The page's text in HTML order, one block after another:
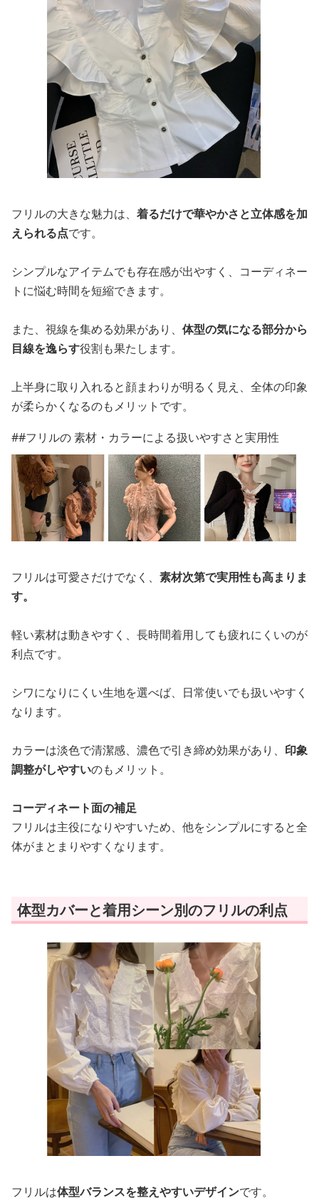
フリルの大きな魅力は、 着るだけで華やかさと立体感を加
えられる点です。
シンプルなアイテムでも存在感が出やすく、コーディネー
トに悩む時間を短縮できます。
また、視線を集める効果があり、 体型の気になる部分から
目線を逸らす役割も果たします。
上半身に取り入れると顔まわりが明るく見え、全体の印象
が柔らかくなるのもメリットです。
##フリルの 素材・カラーによる扱いやすさと実用性
フリルは可愛さだけでなく、 素材次第で実用性も高まりま
す。
軽い素材は動きやすく、長時間着用しても疲れにくいのが
利点です。
シワになりにくい生地を選べば、日常使いでも扱いやすく
なります。
カラーは淡色で清潔感、濃色で引き締め効果があり、 印象
調整がしやすいのもメリット。
コーディネート面の補足
フリルは主役になりやすいため、他をシンプルにすると全
体がまとまりやすくなります。
体型カバーと着用シーン別のフリルの利点
フリルは体型バランスを整えやすいデザインです。